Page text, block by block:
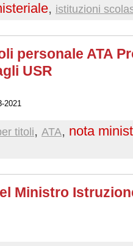
, istituzioni
personale ATA
USR
2021
titoli, ATA, nota
Ministro